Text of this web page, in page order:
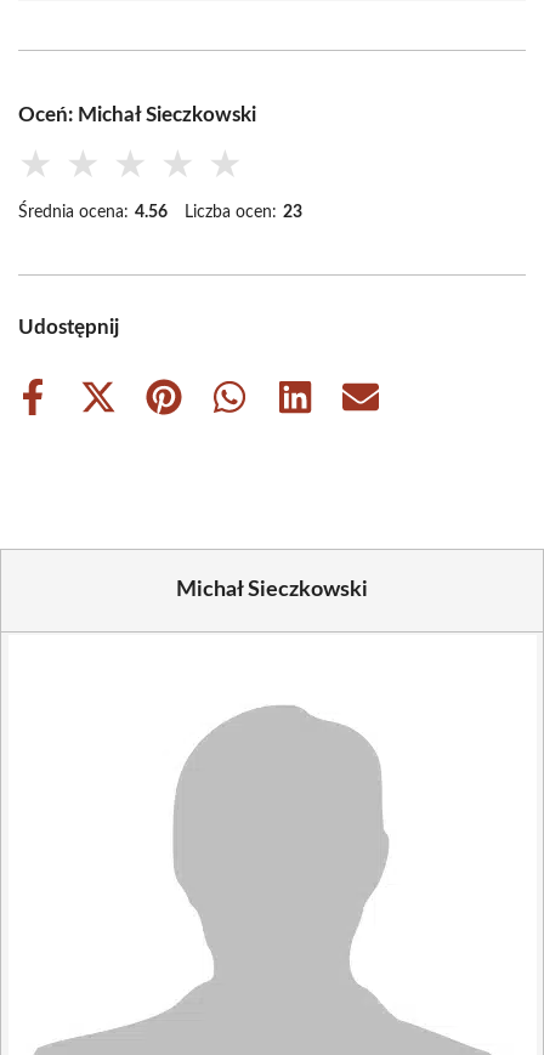
Oceń: Michał Sieczkowski
★ ★ ★ ★ ★
Średnia ocena: 4.56 Liczba ocen: 23
Udostępnij
Share
Share
Share
Share
Share
Share
Michał Sieczkowski